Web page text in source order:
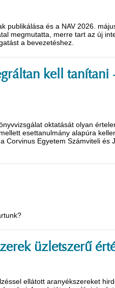
publikálása és a NAV 2026.
megmutatta, merre tart az új
a bevezetéshez.
kell tanítani
oktatását olyan
esettanulmány alapúra
Corvinus Egyetem Számviteli és
üzletszerű
ellátott aranyékszereket